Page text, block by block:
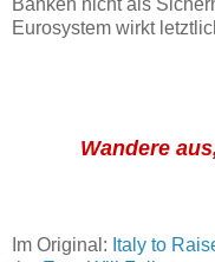
Banken nicht als
Eurosystem wirkt
Wandere
Im Original: Italy to